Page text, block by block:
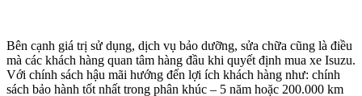
Bên cạnh giá trị sử dụng, dịch vụ bảo dưỡng, sửa chữa cũng là điều
mà các khách hàng quan tâm hàng đầu khi quyết định mua xe Isuzu.
Với chính sách hậu mãi hướng đến lợi ích khách hàng như: chính
sách bảo hành tốt nhất trong phân khúc – 5 năm hoặc 200.000 km